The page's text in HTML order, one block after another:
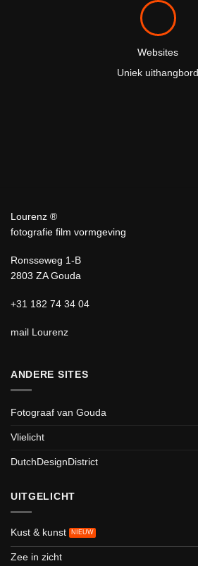
Websites
Uniek uithangbord
Lourenz ®
fotografie film vormgeving
Ronsseweg 1-B
2803 ZA Gouda
+31 182 74 34 04
mail Lourenz
ANDERE SITES
Fotograaf van Gouda
Vlielicht
DutchDesignDistrict
UITGELICHT
Kust & kunst
Zee in zicht